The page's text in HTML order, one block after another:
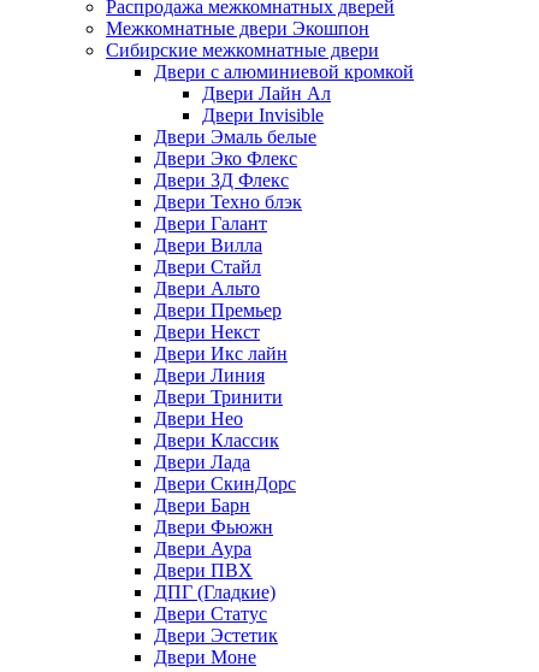
Распродажа межкомнатных дверей
Межкомнатные двери Экошпон
Сибирские межкомнатные двери
Двери с алюминиевой кромкой
Двери Лайн Ал
Двери Invisible
Двери Эмаль белые
Двери Эко Флекс
Двери 3Д Флекс
Двери Техно блэк
Двери Галант
Двери Вилла
Двери Стайл
Двери Альто
Двери Премьер
Двери Некст
Двери Икс лайн
Двери Линия
Двери Тринити
Двери Нео
Двери Классик
Двери Лада
Двери СкинДорс
Двери Барн
Двери Фьюжн
Двери Аура
Двери ПВХ
ДПГ (Гладкие)
Двери Статус
Двери Эстетик
Двери Моне